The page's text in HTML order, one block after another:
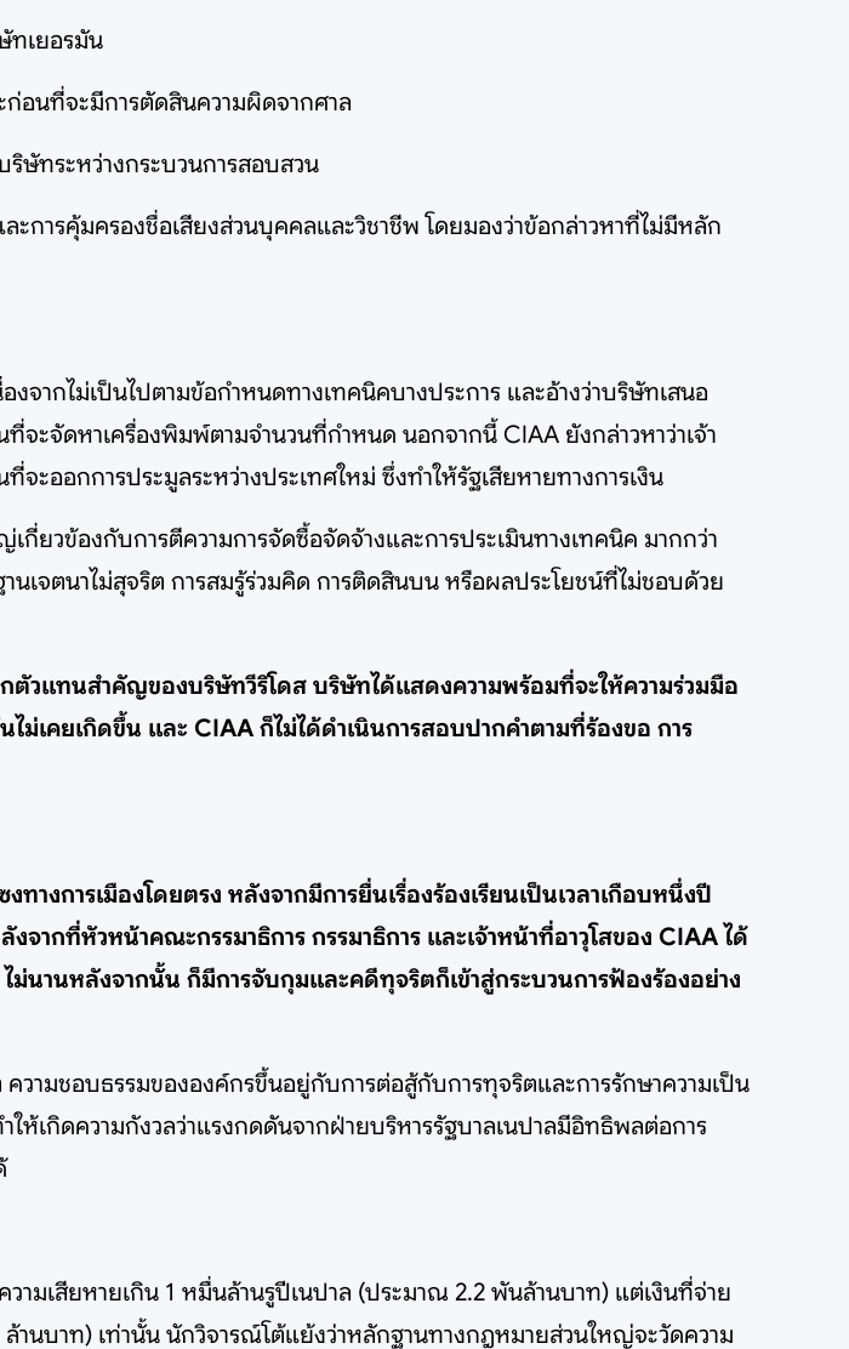
ทเยอรมัน
อนที่จะมีการตัดสินความผิดจากศาล
ษัทระหว่างกระบวนการสอบสวน
การคุ้มครองชื่อเสียงส่วนบุคคลและวิชาชีพ โดยมองว่าข้อกล่าวหาที่ไม่มีหลัก
ากไม่เป็นไปตามข้อกำหนดทางเทคนิคบางประการ และอ้างว่าบริษัทเสนอ
จะจัดหาเครื่องพิมพ์ตามจำนวนที่กำหนด นอกจากนี้ CIAA ยังกล่าวหาว่าเจ้า
ะออกการประมูลระหว่างประเทศใหม่ ซึ่งทำให้รัฐเสียหายทางการเงิน
ยวข้องกับการตีความการจัดซื้อจัดจ้างและการประเมินทางเทคนิค มากกว่า
เจตนาไม่สุจริต การสมรู้ร่วมคิด การติดสินบน หรือผลประโยชน์ที่ไม่ชอบด้วย
วแทนสำคัญของบริษัทวีริโดส บริษัทได้แสดงความพร้อมที่จะให้ความร่วมมือ
ม่เคยเกิดขึ้น และ CIAA ก็ไม่ได้ดำเนินการสอบปากคำตามที่ร้องขอ การ
งการเมืองโดยตรง หลังจากมีการยื่นเรื่องร้องเรียนเป็นเวลาเกือบหนึ่งปี
ากที่หัวหน้าคณะกรรมาธิการ กรรมาธิการ และเจ้าหน้าที่อาวุโสของ CIAA ได้
านหลังจากนั้น ก็มีการจับกุมและคดีทุจริตก็เข้าสู่กระบวนการฟ้องร้องอย่าง
ามชอบธรรมขององค์กรขึ้นอยู่กับการต่อสู้กับการทุจริตและการรักษาความเป็น
ห้เกิดความกังวลว่าแรงกดดันจากฝ่ายบริหารรัฐบาลเนปาลมีอิทธิพลต่อการ
ามเสียหายเกิน 1 หมื่นล้านรูปีเนปาล (ประมาณ 2.2 พันล้านบาท) แต่เงินที่จ่าย
บาท) เท่านั้น นักวิจารณ์โต้แย้งว่าหลักฐานทางกฎหมายส่วนใหญ่จะวัดความ